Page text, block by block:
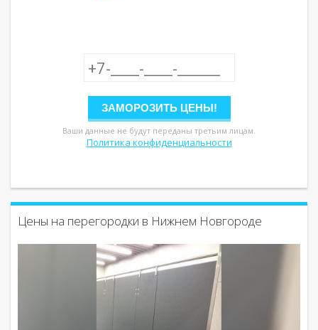
Ваши данные не будут переданы третьим лицам.
Политика конфиденциальности
Цены на перегородки в Нижнем Новгороде